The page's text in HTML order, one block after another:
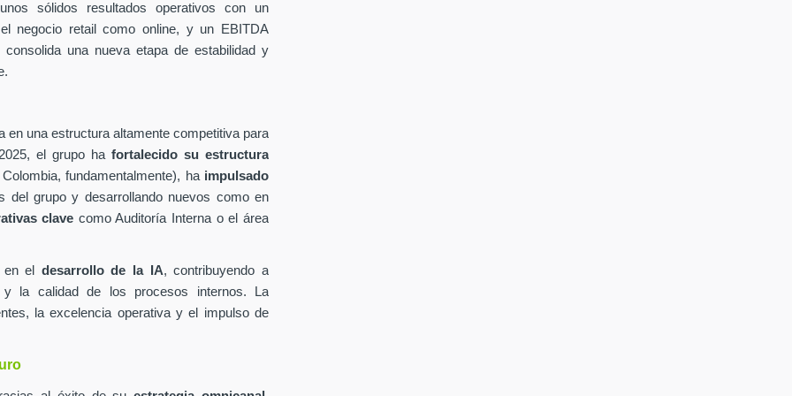
sólidos resultados operativos con un
negocio retail como online, y un EBITDA
una nueva etapa de estabilidad y
una estructura altamente competitiva para
el grupo hafortalecido su estructura
fundamentalmente), ha impulsado
del grupo y desarrollando nuevos como en
clave como Auditoría Interna o el área
en el desarrollo de la IA, contribuyendo a
y la calidad de los procesos internos. La
la excelencia operativa y el impulso de